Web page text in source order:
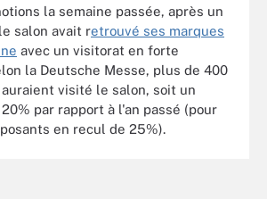
la semaine passée, après un
salon avait retrouvé ses marques
avec un visitorat en forte
la Deutsche Messe, plus de 400
visité le salon, soit un
par rapport à l'an passé (pour
en recul de 25%).